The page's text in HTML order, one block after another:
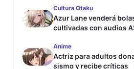
Cultura Otaku
Azur Lane venderá
cultivadas con audios
Anime
Actriz para adultos
sismo y recibe críticas